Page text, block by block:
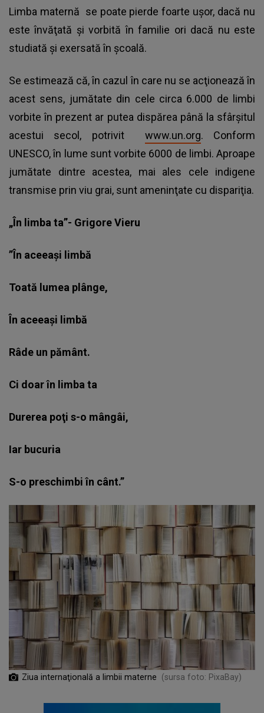
Limba maternă se poate pierde foarte uşor, dacă nu
este învăţată şi vorbită în familie ori dacă nu este
studiată şi exersată în şcoală.
Se estimează că, în cazul în care nu se acţionează în
acest sens, jumătate din cele circa 6.000 de limbi
vorbite în prezent ar putea dispărea până la sfârşitul
acestui secol, potrivit www.un.org. Conform
UNESCO, în lume sunt vorbite 6000 de limbi. Aproape
jumătate dintre acestea, mai ales cele indigene
transmise prin viu grai, sunt ameninţate cu dispariţia.
„În limba ta”- Grigore Vieru
”În aceeaşi limbă
Toată lumea plânge,
În aceeaşi limbă
Râde un pământ.
Ci doar în limba ta
Durerea poţi s-o mângâi,
Iar bucuria
S-o preschimbi în cânt.”
Ziua internaţională a limbii materne (sursa foto: PixaBay)